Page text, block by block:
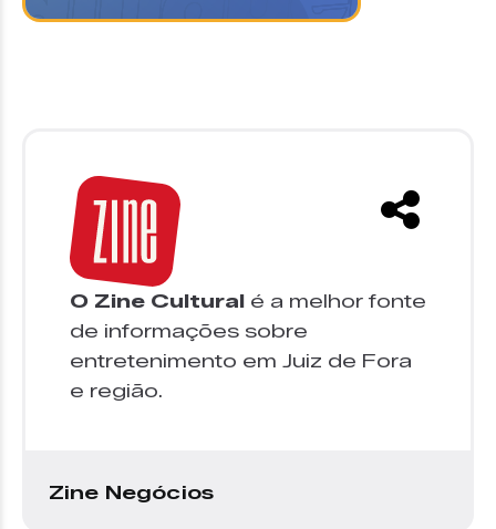
O Zine Cultural é a melhor fonte
de informações sobre
entretenimento em Juiz de Fora
e região.
Zine Negócios